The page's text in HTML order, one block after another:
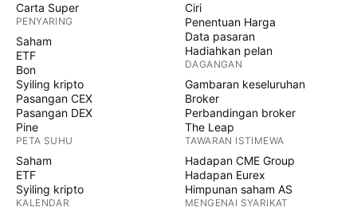
Carta Super
PENYARING
Saham
ETF
Bon
Syiling kripto
Pasangan CEX
Pasangan DEX
Pine
PETA SUHU
Saham
ETF
Syiling kripto
KALENDAR
Ciri
Penentuan Harga
Data pasaran
Hadiahkan pelan
DAGANGAN
Gambaran keseluruhan
Broker
Perbandingan broker
The Leap
TAWARAN ISTIMEWA
Hadapan CME Group
Hadapan Eurex
Himpunan saham AS
MENGENAI SYARIKAT